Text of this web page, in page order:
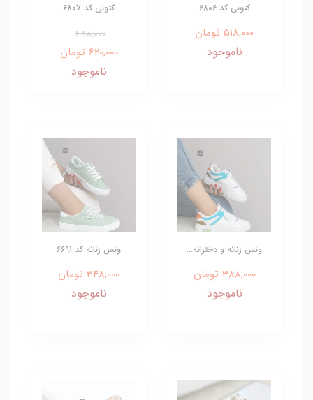
کتونی کد 6806
518,000 تومان
ناموجود
کتونی کد 6807
688,000
620,000 تومان
ناموجود
ونس زنانه و دخترانه...
388,000 تومان
ناموجود
ونس زنانه کد 6691
348,000 تومان
ناموجود